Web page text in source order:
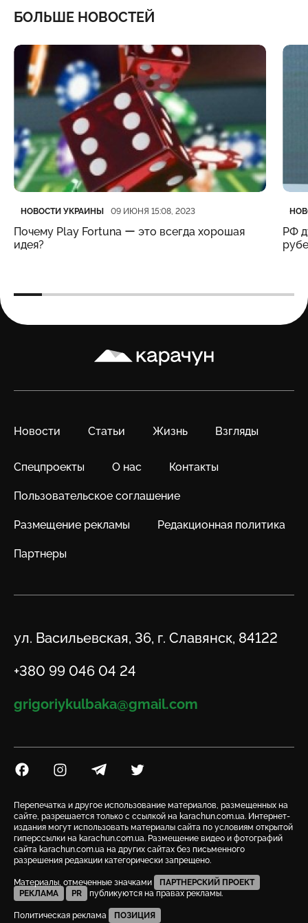
БОЛЬШЕ НОВОСТЕЙ
Категория
НОВОСТИ УКРАИНЫ
Дата публикации 09 ИЮНЯ 15:08, 2023
Почему Play Fortuna ー это всегда хорошая
идея?
РФ
Карачун
Новости Статьи Жизнь Взгляды
Спецпроекты О нас Контакты
Пользовательское соглашение
Размещение рекламы Редакционная политика
Партнеры
Адрес
ул. Васильевская, 36, г. Славянск, 84122
Телефон
+380 99 046 04 24
Email
grigoriykulbaka@gmail.com
Посилання на Facebook
Посилання на Instagram
Посилання на Telegram
Посилання на Twitter
Перепечатка и другое использование материалов, размещенных на
сайте, разрешается только с ссылкой на karachun.com.ua. Интернет-
издания могут использовать материалы сайта по условиям открытой
гиперссылки на karachun.com.ua. Размещение видео и фотографий
сайта karachun.com.ua на других сайтах без письменного
разрешения редакции категорически запрещено.
Материалы, отмеченные значками
ПАРТНЕРСКИЙ ПРОЕКТ
РЕКЛАМА
PR публикуются на правах рекламы.
Политическая реклама ПОЗИЦИЯ